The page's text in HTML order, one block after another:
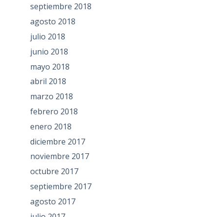
septiembre 2018
agosto 2018
julio 2018
junio 2018
mayo 2018
abril 2018
marzo 2018
febrero 2018
enero 2018
diciembre 2017
noviembre 2017
octubre 2017
septiembre 2017
agosto 2017